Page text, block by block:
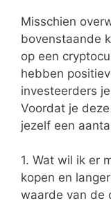
Misschien
bovenstaande
op een
hebben
investeerders
Voordat je
jezelf een
1. Wat wil ik er
kopen en
waarde van de